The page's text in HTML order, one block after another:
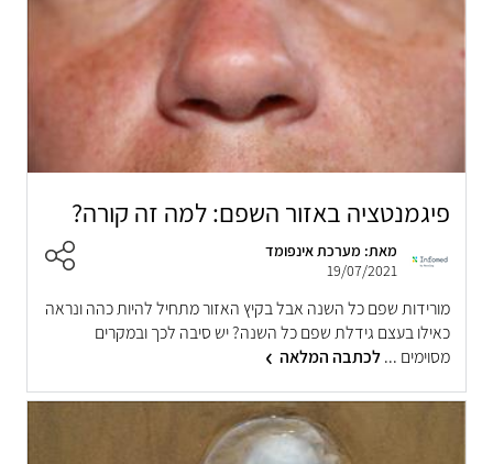
פיגמנטציה באזור השפם: למה זה קורה?
מאת: מערכת אינפומד
19/07/2021
מורידות שפם כל השנה אבל בקיץ האזור מתחיל להיות כהה ונראה
כאילו בעצם גידלת שפם כל השנה? יש סיבה לכך ובמקרים
מסוימים ...לכתבה המלאה